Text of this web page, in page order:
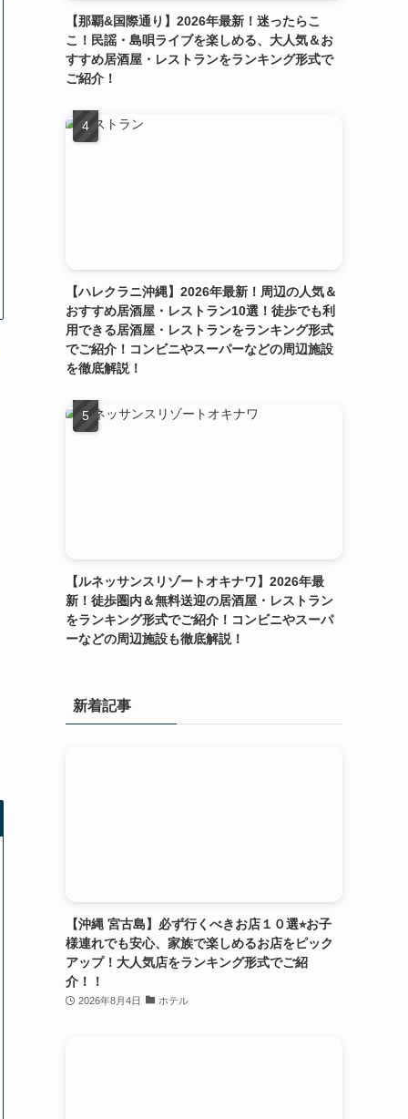
【那覇&国際通り】2026年最新！迷ったらこ
こ！民謡・島唄ライブを楽しめる、大人気＆お
すすめ居酒屋・レストランをランキング形式で
ご紹介！
【ハレクラニ沖縄】2026年最新！周辺の人気＆
おすすめ居酒屋・レストラン10選！徒歩でも利
用できる居酒屋・レストランをランキング形式
でご紹介！コンビニやスーパーなどの周辺施設
を徹底解説！
【ルネッサンスリゾートオキナワ】2026年最
新！徒歩圏内＆無料送迎の居酒屋・レストラン
をランキング形式でご紹介！コンビニやスーパ
ーなどの周辺施設も徹底解説！
新着記事
【沖縄 宮古島】必ず行くべきお店１０選⭐︎お子
様連れでも安心、家族で楽しめるお店をピック
アップ！大人気店をランキング形式でご紹
介！！
2026年8月4日 ホテル